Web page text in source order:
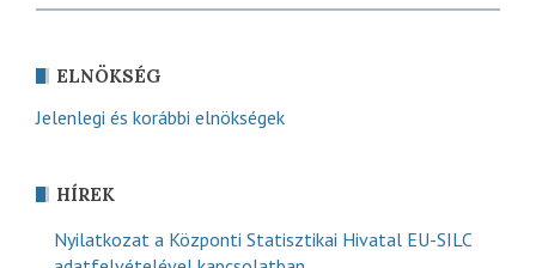
ELNÖKSÉG
Jelenlegi és korábbi elnökségek
HÍREK
Nyilatkozat a Központi Statisztikai Hivatal EU-SILC